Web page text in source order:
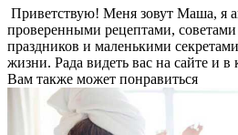
Приветствую! Меня зовут Маша, я
проверенными рецептами,
праздников и маленькими
жизни. Рада видеть вас на сайте и в
Вам также может понравиться